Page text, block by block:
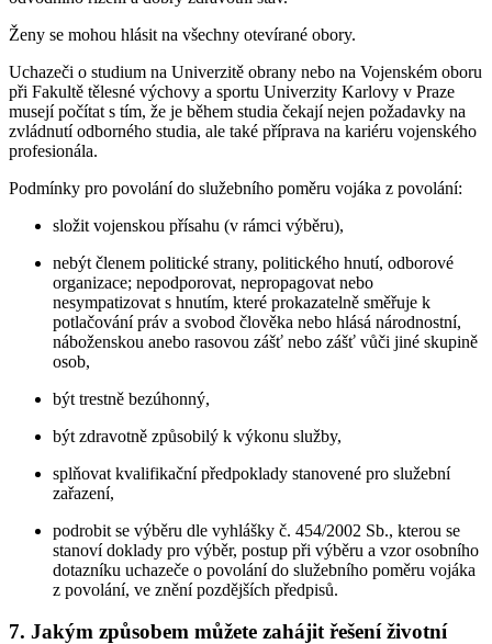
Ženy se mohou hlásit na všechny otevírané obory.
Uchazeči o studium na Univerzitě obrany nebo na Vojenském oboru
při Fakultě tělesné výchovy a sportu Univerzity Karlovy v Praze
musejí počítat s tím, že je během studia čekají nejen požadavky na
zvládnutí odborného studia, ale také příprava na kariéru vojenského
profesionála.
Podmínky pro povolání do služebního poměru vojáka z povolání:
složit vojenskou přísahu (v rámci výběru),
nebýt členem politické strany, politického hnutí, odborové
organizace; nepodporovat, nepropagovat nebo
nesympatizovat s hnutím, které prokazatelně směřuje k
potlačování práv a svobod člověka nebo hlásá národnostní,
náboženskou anebo rasovou zášť nebo zášť vůči jiné skupině
osob,
být trestně bezúhonný,
být zdravotně způsobilý k výkonu služby,
splňovat kvalifikační předpoklady stanovené pro služební
zařazení,
podrobit se výběru dle vyhlášky č. 454/2002 Sb., kterou se
stanoví doklady pro výběr, postup při výběru a vzor osobního
dotazníku uchazeče o povolání do služebního poměru vojáka
z povolání, ve znění pozdějších předpisů.
7. Jakým způsobem můžete zahájit řešení životní